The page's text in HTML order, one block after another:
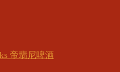
帝翡尼啤酒